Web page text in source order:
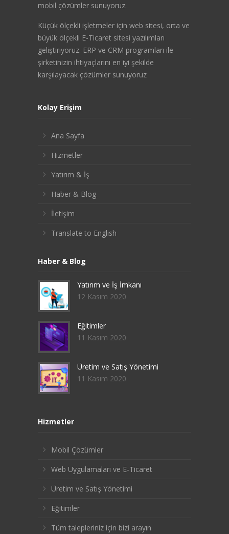
mobil çözümler sunuyoruz.
Küçük ölçekli işletmeler için web sitesi, orta ve
büyük ölçekli E-Ticaret sitesi yazılımları
geliştiriyoruz. ERP ve CRM programları ile
şirketinizin ihtiyaçlarını en iyi şekilde
karşılayacak çözümler sunuyoruz
Kolay Erişim
Ana Sayfa
Hizmetler
Yatırım & İş
Haber & Blog
İletişim
Translate to English
Haber & Blog
Yatırım ve İş İmkanı
12 Kasım 2020
Eğitimler
11 Kasım 2020
Üretim ve Satış Yönetimi
11 Kasım 2020
Hizmetler
Mobil Çözümler
Web Uygulamaları ve E-Ticaret
Üretim ve Satış Yönetimi
Eğitimler
Tüm talepleriniz için bizi arayın